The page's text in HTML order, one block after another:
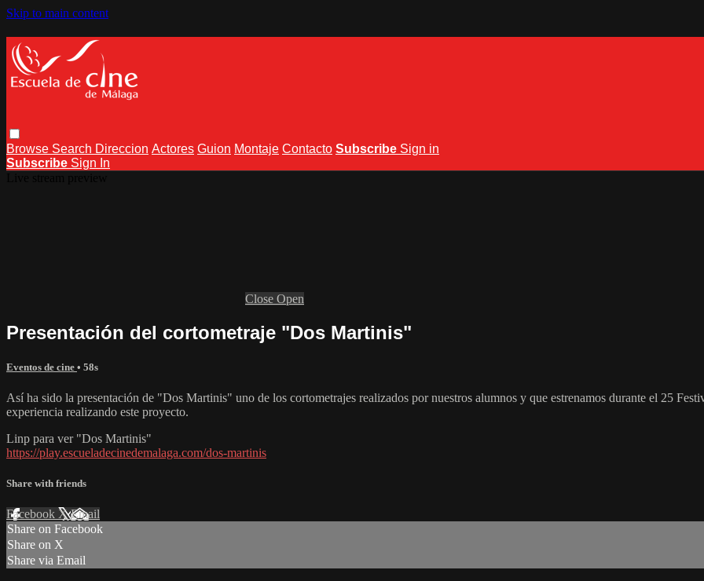
Skip to main content
Browse Search Direccion Actores Guion Montaje Contacto Subscribe Sign in
Subscribe Sign In
Close Open
Presentación del cortometraje "Dos Martinis"
Eventos de cine • 58s
Así ha sido la presentación de "Dos Martinis" uno de los cortometrajes realizados por nuestros alumnos y que estrenamos durante el 25
experiencia realizando este proyecto.
Linp para ver "Dos Martinis"
https://play.escueladecinedemalaga.com/dos-martinis
Share with friends
Facebook XEmail
Share on Facebook
Share on X
Share via Email